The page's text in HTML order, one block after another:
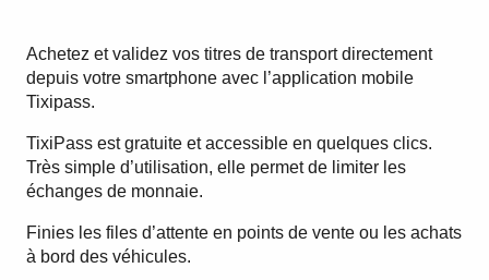
Achetez et validez vos titres de transport directement
depuis votre smartphone avec l’application mobile
Tixipass.
TixiPass est gratuite et accessible en quelques clics.
Très simple d’utilisation, elle permet de limiter les
échanges de monnaie.
Finies les files d’attente en points de vente ou les achats
à bord des véhicules.